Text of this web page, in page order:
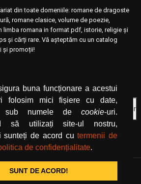
buna funcționare a acestui
folosim mici fișiere cu date,
sub numele de cookie-uri.
să utilizați site-ul nostru,
sunteți de acord cutermenii de
de confidențialitate.
SUNT DE ACORD!
din toate domeniile: romane de dragoste
romane clasice, volume de poezie,
limba romana in format pdf, istorie, religie și
și cărți rare. Vă așteptăm cu un catalog
și promoții!
și dați click pe butonul de abonare.